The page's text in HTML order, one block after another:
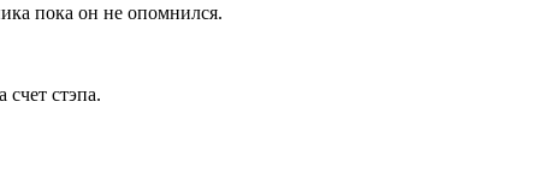
пока он не опомнился.
стэпа.